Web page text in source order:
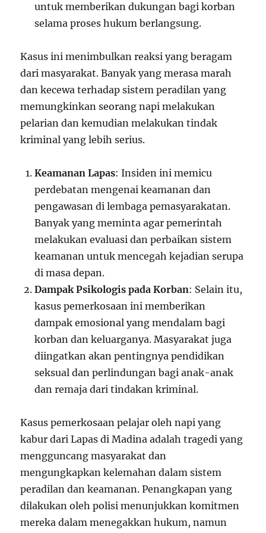
untuk memberikan dukungan bagi korban
selama proses hukum berlangsung.
Kasus ini menimbulkan reaksi yang beragam
dari masyarakat. Banyak yang merasa marah
dan kecewa terhadap sistem peradilan yang
memungkinkan seorang napi melakukan
pelarian dan kemudian melakukan tindak
kriminal yang lebih serius.
Keamanan Lapas: Insiden ini memicu
perdebatan mengenai keamanan dan
pengawasan di lembaga pemasyarakatan.
Banyak yang meminta agar pemerintah
melakukan evaluasi dan perbaikan sistem
keamanan untuk mencegah kejadian serupa
di masa depan.
Dampak Psikologis pada Korban: Selain itu,
kasus pemerkosaan ini memberikan
dampak emosional yang mendalam bagi
korban dan keluarganya. Masyarakat juga
diingatkan akan pentingnya pendidikan
seksual dan perlindungan bagi anak-anak
dan remaja dari tindakan kriminal.
Kasus pemerkosaan pelajar oleh napi yang
kabur dari Lapas di Madina adalah tragedi yang
mengguncang masyarakat dan
mengungkapkan kelemahan dalam sistem
peradilan dan keamanan. Penangkapan yang
dilakukan oleh polisi menunjukkan komitmen
mereka dalam menegakkan hukum, namun